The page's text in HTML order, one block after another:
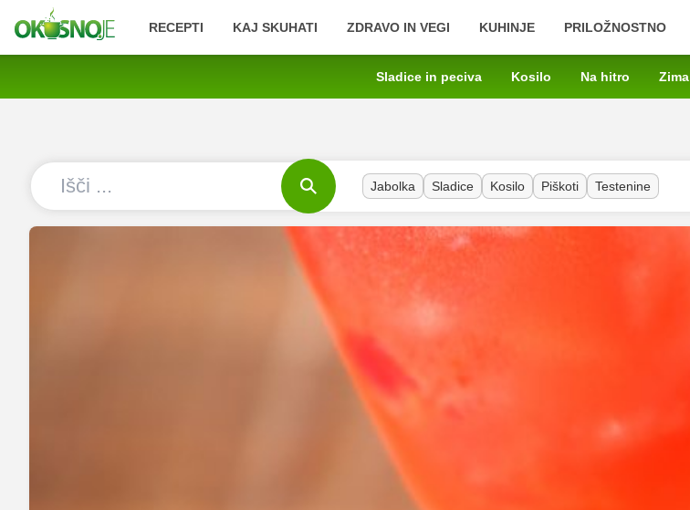
RECEPTI KAJ SKUHATI ZDRAVO IN VEGI KUHINJE PRILOŽNOSTNO
Sladice in peciva Kosilo Na hitro Zima
Jabolka Sladice Kosilo Piškoti Testenine